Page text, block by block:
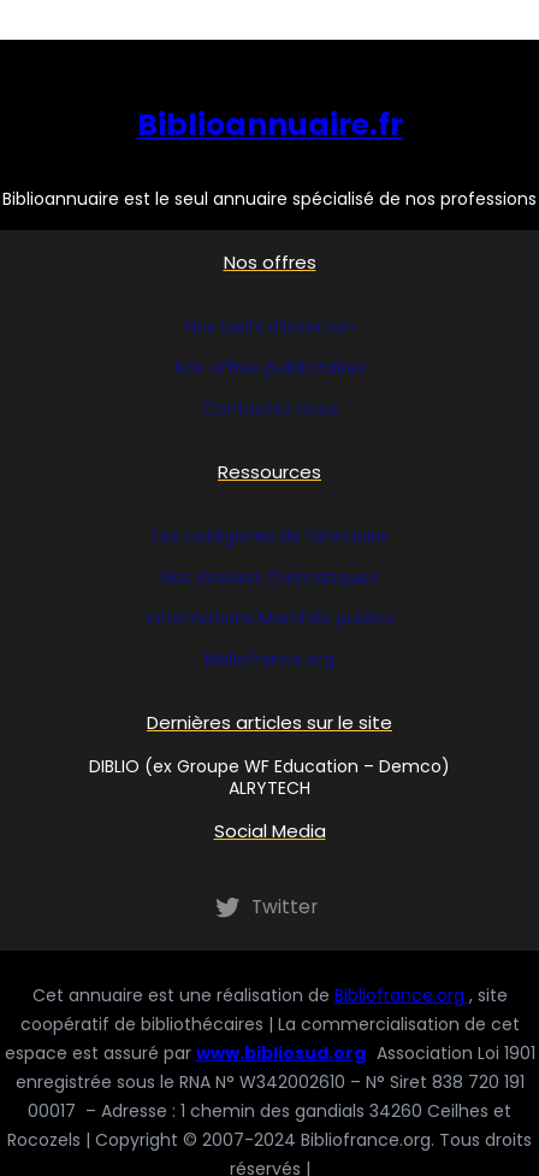
Biblioannuaire.fr
Biblioannuaire est le seul annuaire spécialisé de nos professions
Nos offres
Nos tarifs d’insertion
Nos offres publicitaires
Contactez nous
Ressources
Les catégories de l’annuaire
Nos dossiers thématiques
Informations Marchés publics
Bibliofrance.org
Dernières articles sur le site
DIBLIO (ex Groupe WF Education – Demco)
ALRYTECH
Social Media
Twitter
Cet annuaire est une réalisation de Bibliofrance.org , site
coopératif de bibliothécaires | La commercialisation de cet
espace est assuré par www.bibliosud.org Association Loi 1901
enregistrée sous le RNA N° W342002610 – N° Siret 838 720 191
00017 – Adresse : 1 chemin des gandials 34260 Ceilhes et
Rocozels | Copyright © 2007-2024 Bibliofrance.org. Tous droits
réservés |